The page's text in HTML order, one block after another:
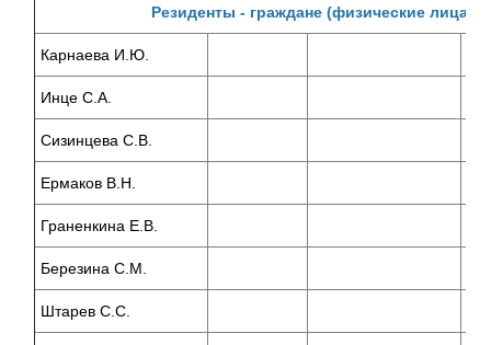
Резиденты - граждане (физические лица)
Карнаева И.Ю.
Инце С.А.
Сизинцева С.В.
Ермаков В.Н.
Граненкина Е.В.
Березина С.М.
Штарев С.С.